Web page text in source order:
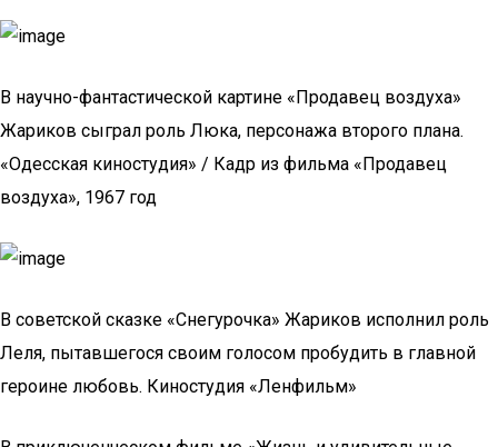
В научно-фантастической картине «Продавец воздуха»
Жариков сыграл роль Люка, персонажа второго плана.
«Одесская киностудия» / Кадр из фильма «Продавец
воздуха», 1967 год
В советской сказке «Снегурочка» Жариков исполнил роль
Леля, пытавшегося своим голосом пробудить в главной
героине любовь. Киностудия «Ленфильм»